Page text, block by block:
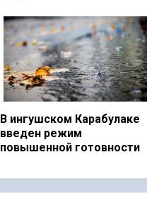
В ингушском Карабулаке
введен режим
повышенной готовности